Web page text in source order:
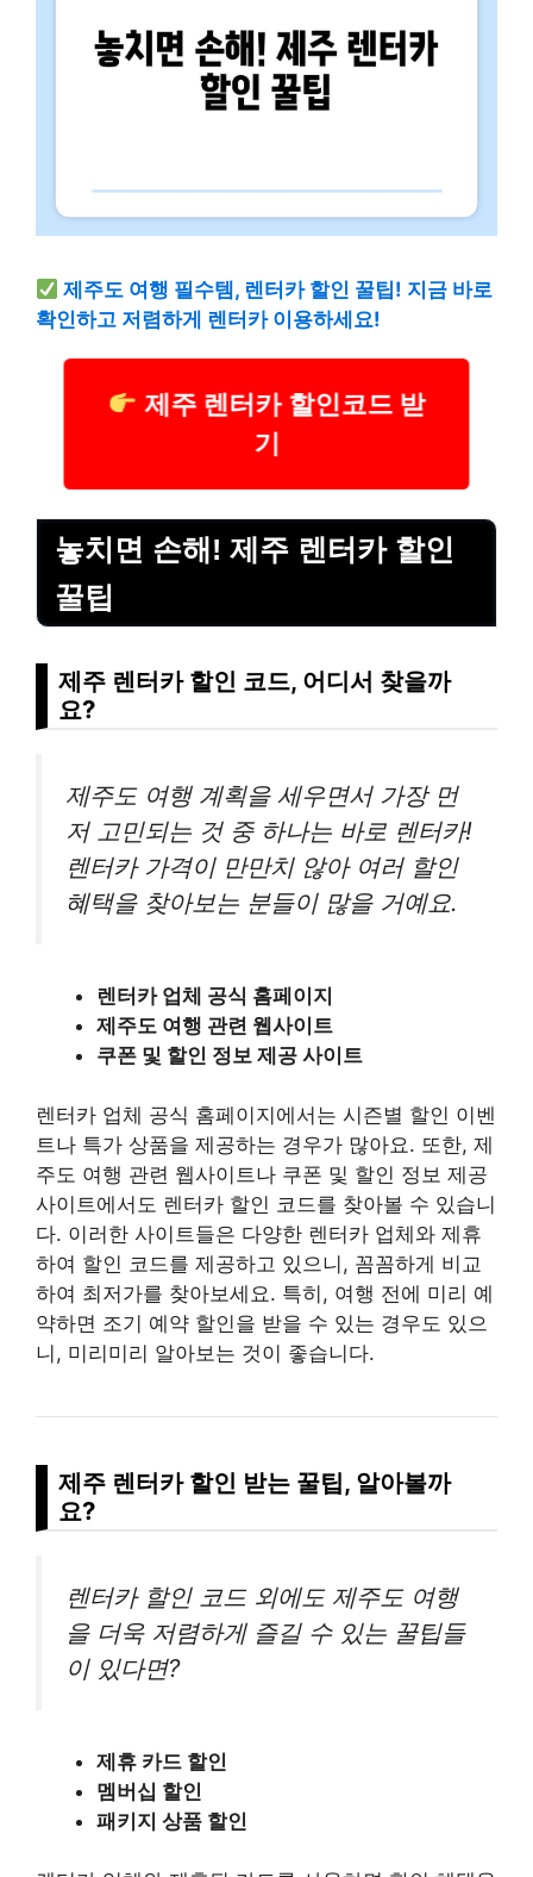
제주도 여행 필수템, 렌터카 할인 꿀팁! 지금 바로
확인하고 저렴하게 렌터카 이용하세요!
제주 렌터카 할인코드 받
기
놓치면 손해! 제주 렌터카 할인
꿀팁
제주 렌터카 할인 코드, 어디서 찾을까
요?
제주도 여행 계획을 세우면서 가장 먼
저 고민되는 것 중 하나는 바로 렌터카!
렌터카 가격이 만만치 않아 여러 할인
혜택을 찾아보는 분들이 많을 거예요.
렌터카 업체 공식 홈페이지
제주도 여행 관련 웹사이트
쿠폰 및 할인 정보 제공 사이트
렌터카 업체 공식 홈페이지에서는 시즌별 할인 이벤
트나 특가 상품을 제공하는 경우가 많아요. 또한, 제
주도 여행 관련 웹사이트나 쿠폰 및 할인 정보 제공
사이트에서도 렌터카 할인 코드를 찾아볼 수 있습니
다. 이러한 사이트들은 다양한 렌터카 업체와 제휴
하여 할인 코드를 제공하고 있으니, 꼼꼼하게 비교
하여 최저가를 찾아보세요. 특히, 여행 전에 미리 예
약하면 조기 예약 할인을 받을 수 있는 경우도 있으
니, 미리미리 알아보는 것이 좋습니다.
제주 렌터카 할인 받는 꿀팁, 알아볼까
요?
렌터카 할인 코드 외에도 제주도 여행
을 더욱 저렴하게 즐길 수 있는 꿀팁들
이 있다면?
제휴 카드 할인
멤버십 할인
패키지 상품 할인